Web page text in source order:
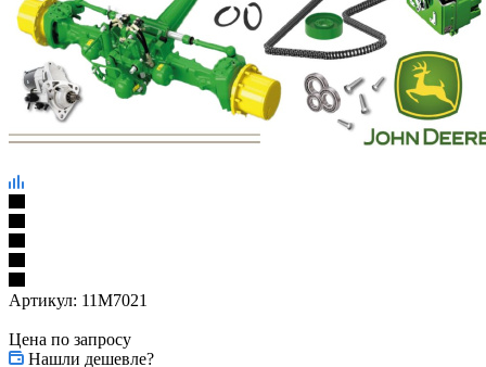
Артикул: 11M7021
Цена по запросу
Нашли дешевле?